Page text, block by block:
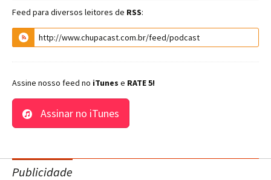
Feed para diversos leitores de RSS:
Assine nosso feed no iTunes e RATE 5!
Assinar no iTunes
Publicidade